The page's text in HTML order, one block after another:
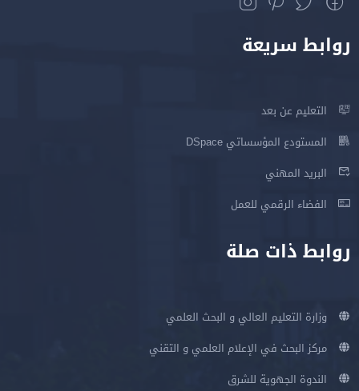
روابط سريعة
التعليم عن بعد
المستودع المؤسساتي DSpace
البريد المهني
الفضاء الرقمي للعمل
روابط ذات صلة
وزارة التعليم العالي و البحث العلمي
مركز البحث في الإعلام العلمي و التقني
الندوة الجهوية للشرق